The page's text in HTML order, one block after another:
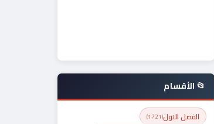
📂 الأقسام
الفصل الاول(1721)